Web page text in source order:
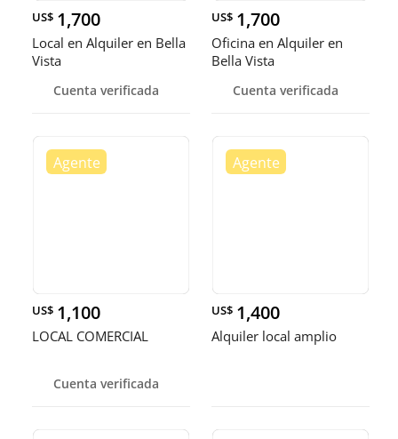
US$ 1,700
Local en Alquiler en Bella
Vista
Cuenta verificada
US$ 1,700
Oficina en Alquiler en
Bella Vista
Cuenta verificada
US$ 1,100
LOCAL COMERCIAL
Cuenta verificada
US$ 1,400
Alquiler local amplio